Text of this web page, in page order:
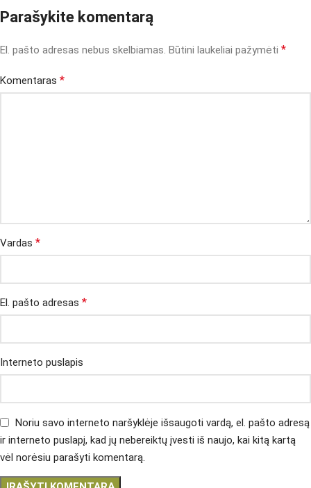
Parašykite komentarą
El. pašto adresas nebus skelbiamas. Būtini laukeliai pažymėti *
Komentaras *
Vardas *
El. pašto adresas *
Interneto puslapis
Noriu savo interneto naršyklėje išsaugoti vardą, el. pašto adresą
ir interneto puslapį, kad jų nebereiktų įvesti iš naujo, kai kitą kartą
vėl norėsiu parašyti komentarą.